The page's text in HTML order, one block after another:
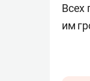
Всех
им